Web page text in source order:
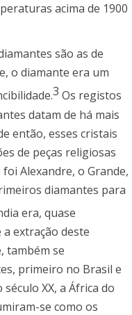
acima de 1900
são as de
o diamante era um
3 Os registos
datam de há mais
então, esses cristais
de peças religiosas
Alexandre, o Grande,
diamantes para
era, quase
extração deste
também se
primeiro no Brasil e
XX, a África do
se como os